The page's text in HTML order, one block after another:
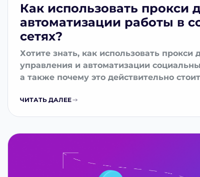
Как использовать прокси
автоматизации работы в
сетях?
Хотите знать, как использовать прокси
управления и автоматизации
а также почему это действительно стоит
ЧИТАТЬ ДАЛЕЕ